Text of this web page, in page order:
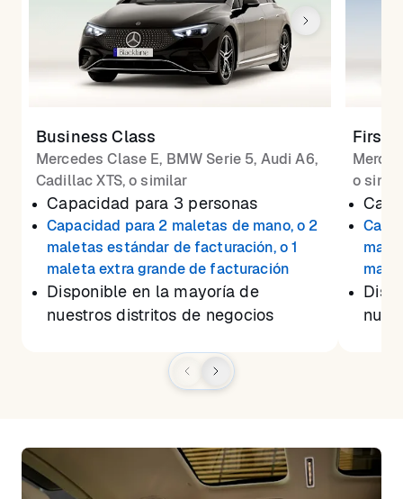
Business Class
Mercedes Clase E, BMW Serie 5, Audi A6,
Cadillac XTS, o similar
Capacidad para 3 personas
Capacidad para 2 maletas de mano, o 2
maletas estándar de facturación, o 1
maleta extra grande de facturación
Disponible en la mayoría de
nuestros distritos de negocios
First
o